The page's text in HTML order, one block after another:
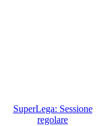
SuperLega: Sessione
regolare